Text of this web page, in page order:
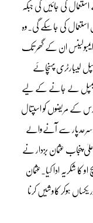
کی جائیں گی جبکہ
استعمال کی جاسکے گی۔وہ
ان کے گھر تک
لیبارٹری پہنچائے
سیمپل لے جانے کے لیے
کے مریضوں کو اسپتال
سرحدپار سے آنےوالے
پنجاب عثمان بزدار نے
کا شکریہ ادا کیا۔عثمان
ہوکر کاوشیں کرنا